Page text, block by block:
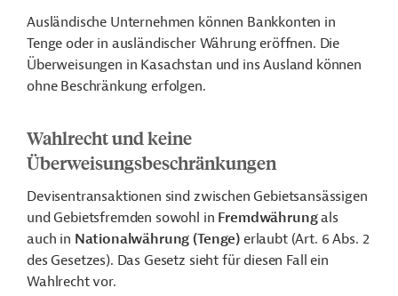
Ausländische Unternehmen können Bankkonten in
Tenge oder in ausländischer Währung eröffnen. Die
Überweisungen in Kasachstan und ins Ausland können
ohne Beschränkung erfolgen.
Wahlrecht und keine
Überweisungsbeschränkungen
Devisentransaktionen sind zwischen Gebietsansässigen
und Gebietsfremden sowohl in Fremdwährungals
auch in Nationalwährung (Tenge) erlaubt (Art. 6 Abs. 2
des Gesetzes). Das Gesetz sieht für diesen Fall ein
Wahlrecht vor.